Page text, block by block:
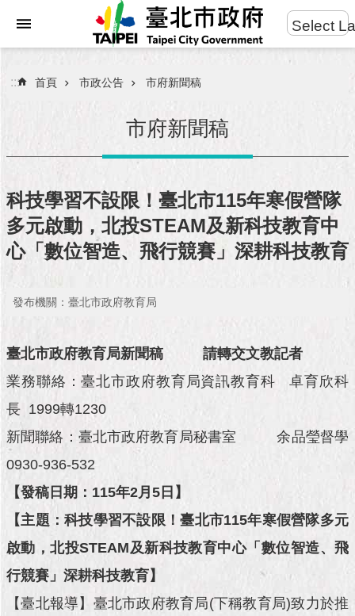
進
搜
民
服
務
市
團
市
政
公
告
施
政
願
景
及
果
政
Select
::: 首頁 市政公告 市府新聞稿
市府新聞稿
科技學習不設限！臺北市115年寒假營隊
多元啟動，北投STEAM及新科技教育中
心「數位智造、飛行競賽」深耕科技教育
發布機關：臺北市政府教育局
臺北市政府教育局新聞稿
請轉交文教記者
業務聯絡：臺北市政府教育局資訊教育科 卓育欣科
長 1999轉1230
新聞聯絡：臺北市政府教育局秘書室 余品瑩督學
0930-936-532
【發稿日期：115年2月5日】
【主題：科技學習不設限！臺北市115年寒假營隊多元
啟動，北投STEAM及新科技教育中心「數位智造、飛
行競賽」深耕科技教育】
【臺北報導】臺北市政府教育局(下稱教育局)致力於推